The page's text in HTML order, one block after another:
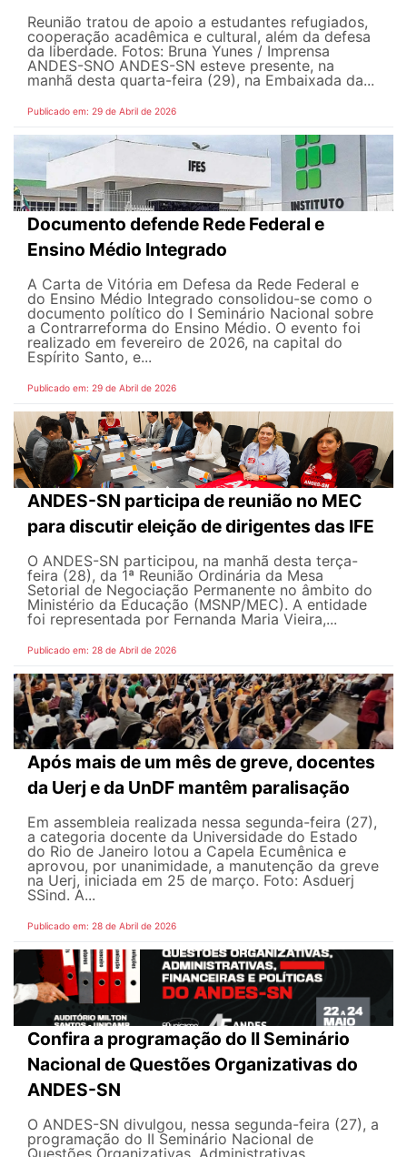
Reunião tratou de apoio a estudantes refugiados,
cooperação acadêmica e cultural, além da defesa
da liberdade. Fotos: Bruna Yunes / Imprensa
ANDES-SN​​​ O ANDES-SN esteve presente, na
manhã desta quarta-feira (29), na Embaixada da...
Publicado em: 29 de Abril de 2026
Documento defende Rede Federal e
Ensino Médio Integrado
A Carta de Vitória em Defesa da Rede Federal e
do Ensino Médio Integrado consolidou-se como o
documento político do I Seminário Nacional sobre
a Contrarreforma do Ensino Médio. O evento foi
realizado em fevereiro de 2026, na capital do
Espírito Santo, e...
Publicado em: 29 de Abril de 2026
ANDES-SN participa de reunião no MEC
para discutir eleição de dirigentes das IFE
O ANDES-SN participou, na manhã desta terça-
feira (28), da 1ª Reunião Ordinária da Mesa
Setorial de Negociação Permanente no âmbito do
Ministério da Educação (MSNP/MEC). A entidade
foi representada por Fernanda Maria Vieira,...
Publicado em: 28 de Abril de 2026
Após mais de um mês de greve, docentes
da Uerj e da UnDF mantêm paralisação
Em assembleia realizada nessa segunda-feira (27),
a categoria docente da Universidade do Estado
do Rio de Janeiro lotou a Capela Ecumênica e
aprovou, por unanimidade, a manutenção da greve
na Uerj, iniciada em 25 de março. Foto: Asduerj
SSind. A...
Publicado em: 28 de Abril de 2026
Confira a programação do II Seminário
Nacional de Questões Organizativas do
ANDES-SN
O ANDES-SN divulgou, nessa segunda-feira (27), a
programação do II Seminário Nacional de
Questões Organizativas, Administrativas,